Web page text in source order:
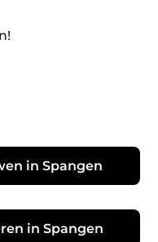
in Spangen
in Spangen